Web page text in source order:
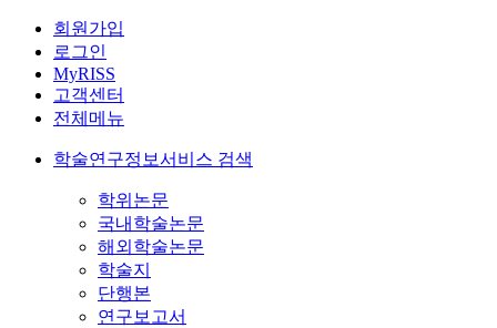
회원가입
로그인
MyRISS
고객센터
전체메뉴
학술연구정보서비스 검색
학위논문
국내학술논문
해외학술논문
학술지
단행본
연구보고서